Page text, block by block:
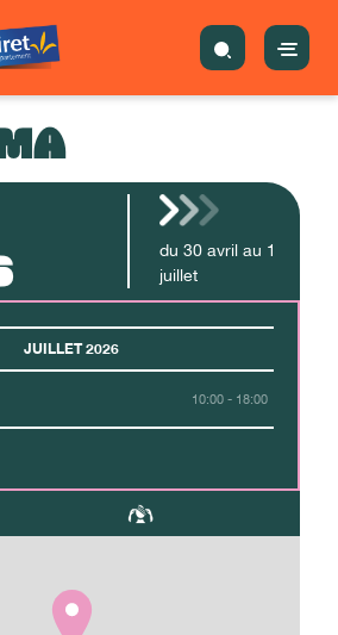
du 30 avril au 1
juillet
JUILLET 2026
10:00 - 18:00